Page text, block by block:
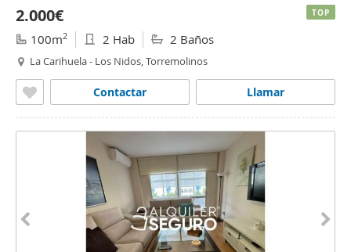
2.000€
100m2 2 Hab 2 Baños
La Carihuela - Los Nidos, Torremolinos
Llamar
Contactar
TOP